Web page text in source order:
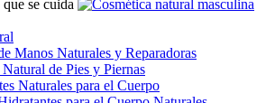
se cuida
Manos Naturales y Reparadoras
de Pies y Piernas
Naturales para el Cuerpo